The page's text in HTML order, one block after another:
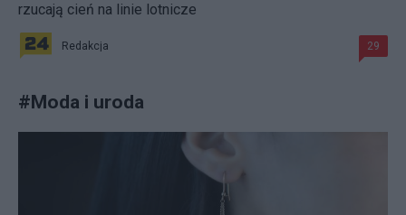
rzucają cień na linie lotnicze
Redakcja 29
#Moda i uroda